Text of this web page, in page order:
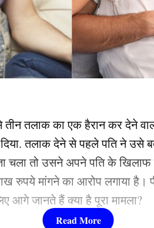
तलाक का एक हैरान कर देने
तलाक देने से पहले पति ने उसे
चला तो उसने अपने पति के
रुपये मांगने का आरोप लगाया है।
आगे जानते हैं क्या है पूरा मामला?